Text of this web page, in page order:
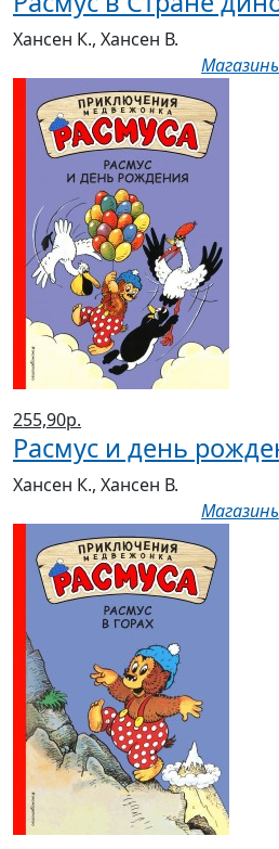
Хансен К., Хансен В.
255,90р.
Расмус и день
Хансен К., Хансен В.